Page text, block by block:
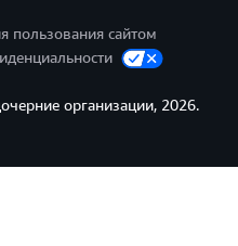
пользования сайтом
организации, 2026.